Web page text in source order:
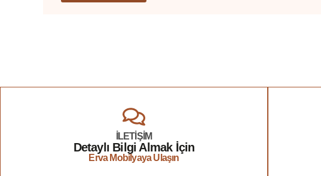
İLETİŞİM
Detaylı Bilgi Almak İçin
Erva Mobilyaya Ulaşın